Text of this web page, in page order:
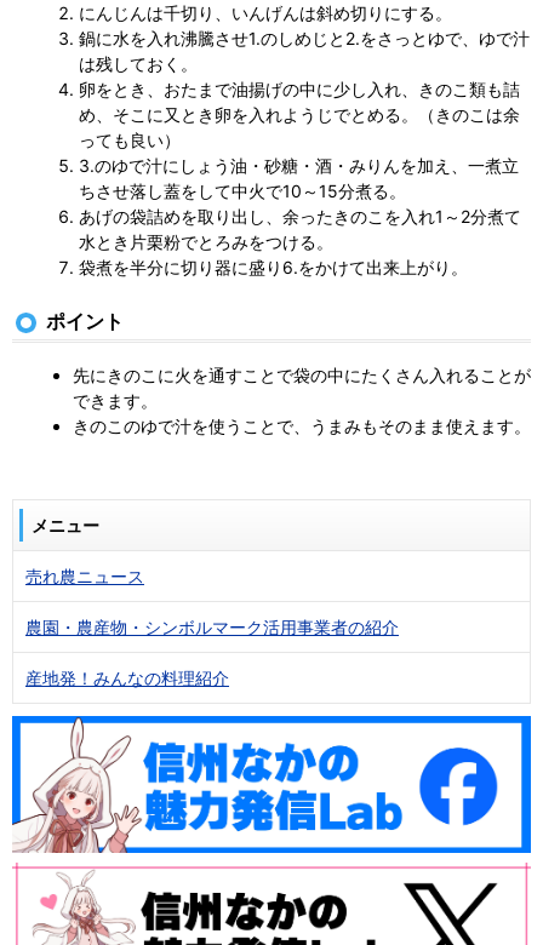
にんじんは千切り、いんげんは斜め切りにする。
鍋に水を入れ沸騰させ1.のしめじと2.をさっとゆで、ゆで汁
は残しておく。
卵をとき、おたまで油揚げの中に少し入れ、きのこ類も詰
め、そこに又とき卵を入れようじでとめる。（きのこは余
っても良い）
3.のゆで汁にしょう油・砂糖・酒・みりんを加え、一煮立
ちさせ落し蓋をして中火で10～15分煮る。
あげの袋詰めを取り出し、余ったきのこを入れ1～2分煮て
水とき片栗粉でとろみをつける。
袋煮を半分に切り器に盛り6.をかけて出来上がり。
ポイント
先にきのこに火を通すことで袋の中にたくさん入れることが
できます。
きのこのゆで汁を使うことで、うまみもそのまま使えます。
メニュー
売れ農ニュース
農園・農産物・シンボルマーク活用事業者の紹介
産地発！みんなの料理紹介